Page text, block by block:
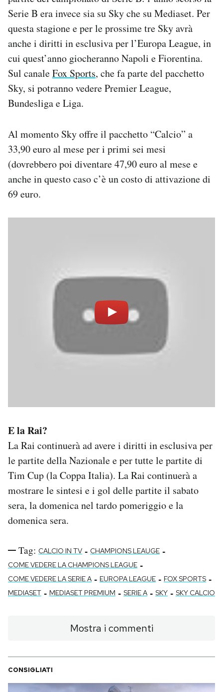
Serie B era invece sia su Sky che su Mediaset. Per
questa stagione e per le prossime tre Sky avrà
anche i diritti in esclusiva per l’Europa League, in
cui quest’anno giocheranno Napoli e Fiorentina.
Sul canaleFox Sports, che fa parte del pacchetto
Sky, si potranno vedere Premier League,
Bundesliga e Liga.
Al momento Sky offre il pacchetto “Calcio” a
33,90 euro al mese per i primi sei mesi
(dovrebbero poi diventare 47,90 euro al mese e
anche in questo caso c’è un costo di attivazione di
69 euro.
E la Rai?
La Rai continuerà ad avere i diritti in esclusiva per
le partite della Nazionale e per tutte le partite di
Tim Cup (la Coppa Italia). La Rai continuerà a
mostrare le sintesi e i gol delle partite il sabato
sera, la domenica nel tardo pomeriggio e la
domenica sera.
Tag: CALCIO IN TV - CHAMPIONS LEAUGE -
COME VEDERE LA CHAMPIONS LEAGUE -
COME VEDERE LA SERIE A - EUROPA LEAGUE - FOX SPORTS -
MEDIASET - MEDIASET PREMIUM - SERIE A - SKY - SKY CALCIO
Mostra i commenti
CONSIGLIATI